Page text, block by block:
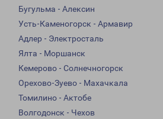
Бугульма - Алексин
Усть-Каменогорск - Армавир
Адлер - Электросталь
Ялта - Моршанск
Кемерово - Солнечногорск
Орехово-Зуево - Махачкала
Томилино - Актобе
Волгодонск - Чехов